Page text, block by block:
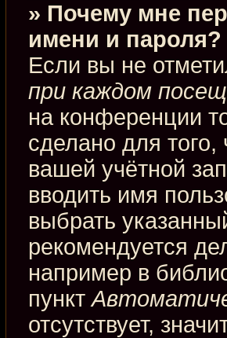
» Почему мне
имени и пароля?
Если вы не
при каждом
на конференции
сделано для того,
вашей учётной
вводить имя
выбрать
рекомендуется
например в
пункт
отсутствует,